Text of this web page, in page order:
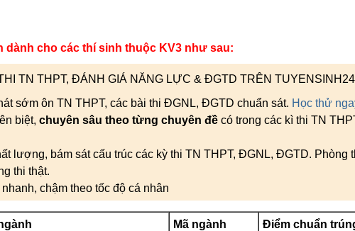
dành cho các thí sinh thuộc KV3 như sau:
TN THPT, ĐÁNH GIÁ NĂNG LỰC & ĐGTD TRÊN
sớm ôn TN THPT, các bài thi ĐGNL, ĐGTD chuẩn sát. Học thử
biệt, chuyên sâu theo từng chuyên đề có trong các kì thi TN
lượng, bám sát cấu trúc các kỳ thi TN THPT, ĐGNL, ĐGTD. Phòng
thi thật.
chậm theo tốc độ cá nhân
Mã ngành Điểm chuẩn